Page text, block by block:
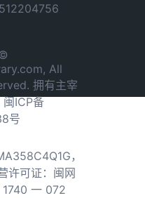
All
拥有主宰
闽ICP备
号
，
许可证：闽网
一 072